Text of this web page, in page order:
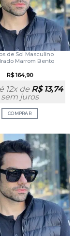
de Sol Masculino
Marrom Bento
R$164,90
12x de R$13,74
sem juros
COMPRAR